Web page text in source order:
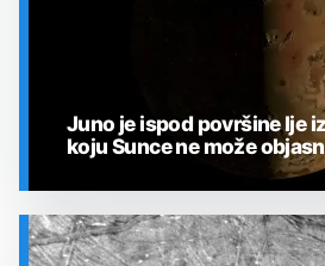
SVEMIR
Juno je ispod površine Ije
koju Sunce ne može